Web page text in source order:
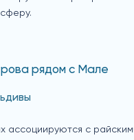
рядом с Мале
ассоциируются с